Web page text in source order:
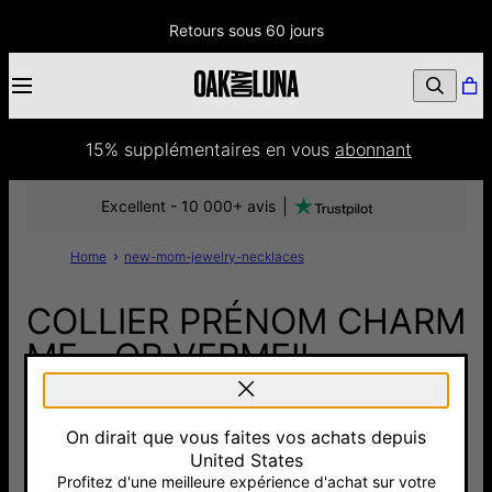
Retours sous 60 jours
15% supplémentaires en vous abonnant
Home new-mom-jewelry-necklaces
COLLIER PRÉNOM CHARM
ME - OR VERMEIL
138 €
Pay with Klarna
Excellent - 10 000+ avis
On dirait que vous faites vos achats depuis
United States
Profitez d'une meilleure expérience d'achat sur votre